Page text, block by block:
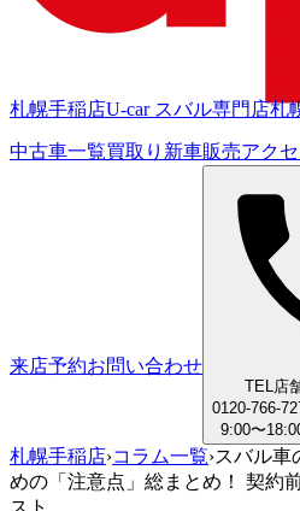
札幌手稲店U-car スバル専門店札
中古車一覧買取り 新車販売アク
来店予約お問い合わせ
TEL 店
01 20-766-72
9:00〜
札幌手稲店›コラム一覧›スバル車
めの「注意点」総まとめ！ 契約
スト